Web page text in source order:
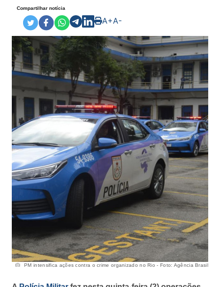
Compartilhar notícia
A+A-
PM intensifica ações contra o crime organizado no Rio - Foto: Agência Brasil